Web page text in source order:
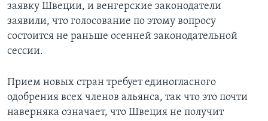
заявку Швеции, и венгерские законодатели
заявили, что голосование по этому вопросу
состоится не раньше осенней законодательной
сессии.
Прием новых стран требует единогласного
одобрения всех членов альянса, так что это почти
наверняка означает, что Швеция не получит